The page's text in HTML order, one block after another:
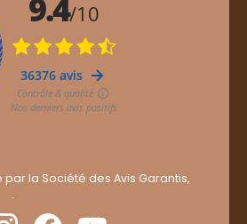
la Société des Avis Garantis,
.